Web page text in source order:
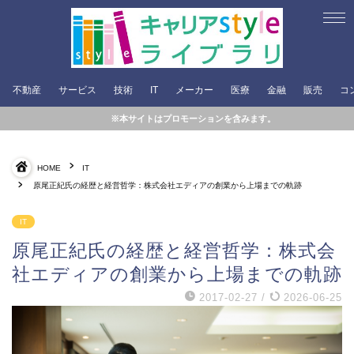
不動産 サービス 技術 IT メーカー 医療 金融 販売 コ
※本サイトはプロモーションを含みます。
HOME
IT
原尾正紀氏の経歴と経営哲学：株式会社エディアの創業から上場までの軌跡
IT
原尾正紀氏の経歴と経営哲学：株式会
社エディアの創業から上場までの軌跡
2017-02-27 / 2026-06-25